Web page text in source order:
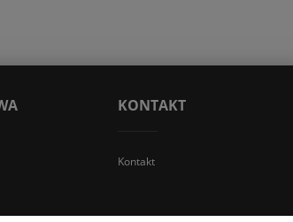
KONTAKT
Kontakt